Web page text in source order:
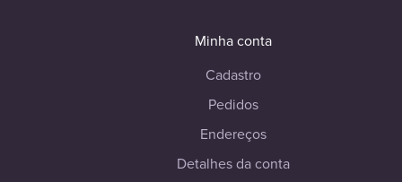
Minha conta
Cadastro
Pedidos
Endereços
Detalhes da conta